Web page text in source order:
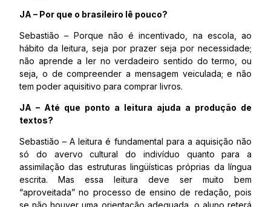
JA – Por que o brasileiro lê pouco?
Sebastião – Porque não é incentivado, na escola, ao
hábito da leitura, seja por prazer seja por necessidade;
não aprende a ler no verdadeiro sentido do termo, ou
seja, o de compreender a mensagem veiculada; e não
tem poder aquisitivo para comprar livros.
JA – Até que ponto a leitura ajuda a produção de
textos?
Sebastião – A leitura é fundamental para a aquisição não
só do avervo cultural do indivíduo quanto para a
assimilação das estruturas lingüísticas próprias da língua
escrita. Mas essa leitura deve ser muito bem
“aproveitada” no processo de ensino de redação, pois
se não houver uma orientação adequada, o aluno reterá